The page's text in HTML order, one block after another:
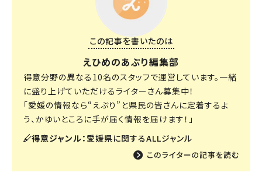
この記事を書いたのは
えひめのあぷり編集部
得意分野の異なる10名のスタッフで運営しています。一緒
に盛り上げていただけるライターさん募集中！
「愛媛の情報なら“えぷり”と県民の皆さんに定着するよ
う、かゆいところに手が届く情報を届けます！」
得意ジャンル： 愛媛県に関するALLジャンル